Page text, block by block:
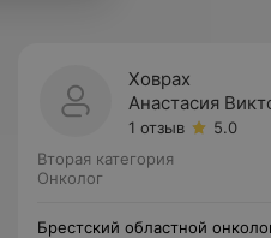
Ховрах
Анастасия
1 отзыв
5.0
Вторая категория
Онколог
Брестский областной